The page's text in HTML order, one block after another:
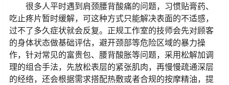
很多人平时遇到肩颈腰背酸痛的问题，习惯贴膏药、
吃止疼片暂时缓解，可这种方式只能解决表面的不适感，
过不了多久症状就会反复。正规工作室的技师会先对顾客
的身体状态做基础评估，避开颈部等危险区域的暴力操
作，针对常见的富贵包、腰背酸胀等问题，采用松解加调
理的组合手法，先放松表层的紧张肌肉，再慢慢疏通深层
的经络，还会根据需求搭配热敷或者合规的按摩精油，提